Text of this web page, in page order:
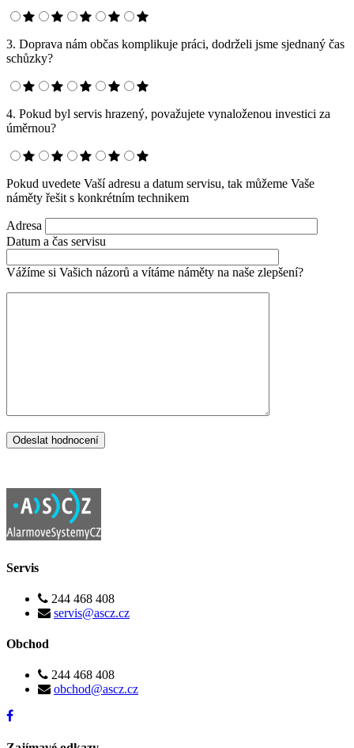
3. Doprava nám občas komplikuje práci, dodrželi jsme sjednaný čas
schůzky?
4. Pokud byl servis hrazený, považujete vynaloženou investici za
úměrnou?
Pokud uvedete Vaší adresu a datum servisu, tak můžeme Vaše
náměty řešit s konkrétním technikem
Adresa
Datum a čas servisu
Vážíme si Vašich názorů a vítáme náměty na naše zlepšení?
Servis
244 468 408
servis@ascz.cz
Obchod
244 468 408
obchod@ascz.cz